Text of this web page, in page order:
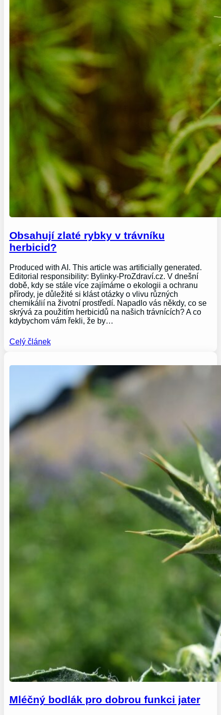
Obsahují zlaté rybky v trávníku
herbicid?
Produced with AI. This article was artificially generated.
Editorial responsibility: Bylinky-ProZdraví.cz. V dnešní
době, kdy se stále více zajímáme o ekologii a ochranu
přírody, je důležité si klást otázky o vlivu různých
chemikálií na životní prostředí. Napadlo vás někdy, co se
skrývá za použitím herbicidů na našich trávnících? A co
kdybychom vám řekli, že by…
Celý článek
Mléčný bodlák pro dobrou funkci jater